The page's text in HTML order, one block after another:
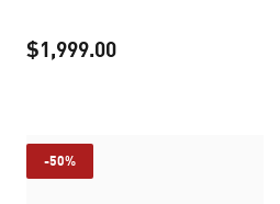
$1,999.00
-50%